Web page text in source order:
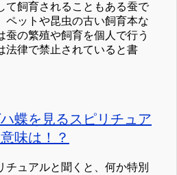
て飼育されることもある蚕で
ペットや昆虫の古い飼育本な
蚕の繁殖や飼育を個人で行う
法律で禁止されていると書
蝶を見るスピリチュア
味は！？
チュアルと聞くと、何か特別